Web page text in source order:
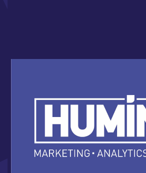
HUMINT NOWYM PARTNEREM
KOSZYKÓWKI 3X3
Nowym partnerem Akademii